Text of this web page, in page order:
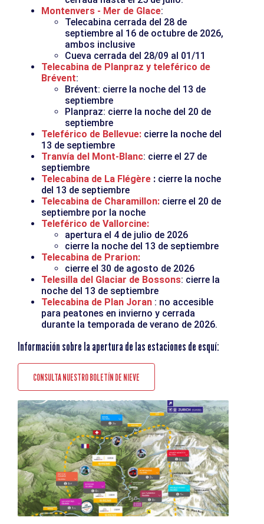
Montenvers - Mer de Glace:
Telecabina cerrada del 28 de
septiembre al 16 de octubre de 2026,
ambos inclusive
Cueva cerrada del 28/09 al 01/11
Telecabina de Planpraz y teleférico de
Brévent:
Brévent: cierre la noche del 13 de
septiembre
Planpraz: cierre la noche del 20 de
septiembre
Teleférico de Bellevue: cierre la noche del
13 de septiembre
Tranvía del Mont-Blanc: cierre el 27 de
septiembre
Telecabina de La Flégère : cierre la noche
del 13 de septiembre
Telecabina de Charamillon: cierre el 20 de
septiembre por la noche
Teleférico de Vallorcine:
apertura el 4 de julio de 2026
cierre la noche del 13 de septiembre
Telecabina de Prarion:
cierre el 30 de agosto de 2026
Telesilla del Glaciar de Bossons: cierre la
noche del 13 de septiembre
Telecabina de Plan Joran : no accesible
para peatones en invierno y cerrada
durante la temporada de verano de 2026.
Información sobre la apertura de las estaciones de esquí:
CONSULTA NUESTRO BOLETÍN DE NIEVE